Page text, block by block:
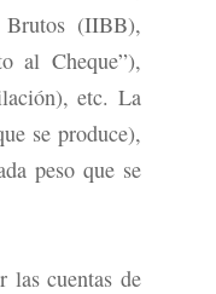
(IIBB),
al Cheque”),
etc. La
se produce),
peso que se
las cuentas de